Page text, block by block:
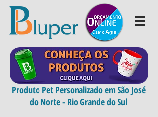
Produto Pet Personalizado em São José
do Norte - Rio Grande do Sul